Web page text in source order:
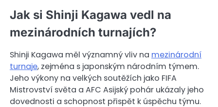
Jak si Shinji Kagawa vedl na
mezinárodních turnajích?
Shinji Kagawa měl významný vliv na mezinárodní
turnaje, zejména s japonským národním týmem.
Jeho výkony na velkých soutěžích jako FIFA
Mistrovství světa a AFC Asijský pohár ukázaly jeho
dovednosti a schopnost přispět k úspěchu týmu.